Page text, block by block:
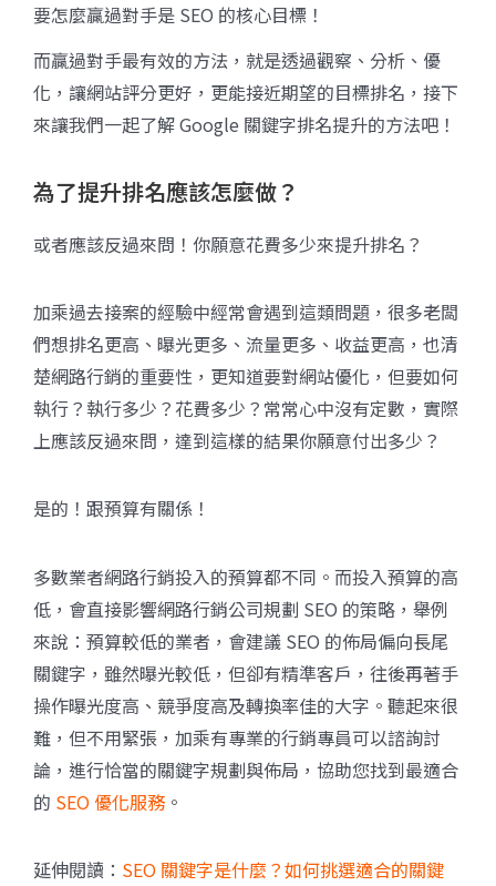
要怎麼贏過對手是 SEO 的核心目標！
而贏過對手最有效的方法，就是透過觀察、分析、優
化，讓網站評分更好，更能接近期望的目標排名，接下
來讓我們一起了解 Google 關鍵字排名提升的方法吧！
為了提升排名應該怎麼做？
或者應該反過來問！你願意花費多少來提升排名？
加乘過去接案的經驗中經常會遇到這類問題，很多老闆
們想排名更高、曝光更多、流量更多、收益更高，也清
楚網路行銷的重要性，更知道要對網站優化，但要如何
執行？執行多少？花費多少？常常心中沒有定數，實際
上應該反過來問，達到這樣的結果你願意付出多少？
是的！跟預算有關係！
多數業者網路行銷投入的預算都不同。而投入預算的高
低，會直接影響網路行銷公司規劃 SEO 的策略，舉例
來說：預算較低的業者，會建議 SEO 的佈局偏向長尾
關鍵字，雖然曝光較低，但卻有精準客戶，往後再著手
操作曝光度高、競爭度高及轉換率佳的大字。聽起來很
難，但不用緊張，加乘有專業的行銷專員可以諮詢討
論，進行恰當的關鍵字規劃與佈局， 協助您找到最適合
的 SEO 優化服務 。
延伸閱讀： SEO 關鍵字是什麼？如何挑選適合的關鍵